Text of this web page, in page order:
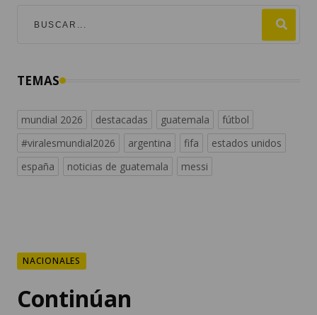
TEMAS
mundial 2026 destacadas guatemala
fútbol
#viralesmundial2026
argentina fifa
estados unidos
españa
noticias de guatemala messi
NACIONALES
Continúan